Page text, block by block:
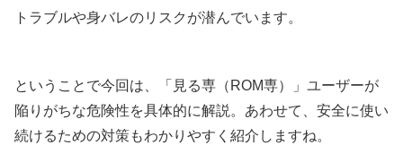
トラブルや身バレのリスクが潜んでいます。
ということで今回は、「見る専（ROM専）」ユーザーが
陥りがちな危険性を具体的に解説。あわせて、安全に使い
続けるための対策もわかりやすく紹介しますね。